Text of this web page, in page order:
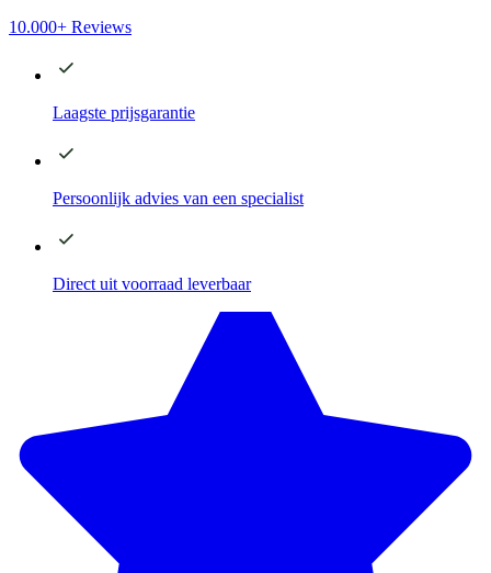
10.000+ Reviews
Laagste prijsgarantie
Persoonlijk advies van een specialist
Direct uit voorraad leverbaar